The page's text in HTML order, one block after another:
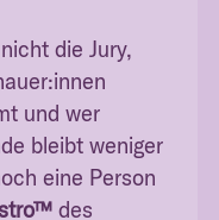
die Jury,
und wer
bleibt weniger
eine Person
des